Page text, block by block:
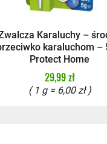
przedpłata
Karaluchy –
karaluchom –
Protect Home
29,99 zł
( 1 g = 6,00 zł )